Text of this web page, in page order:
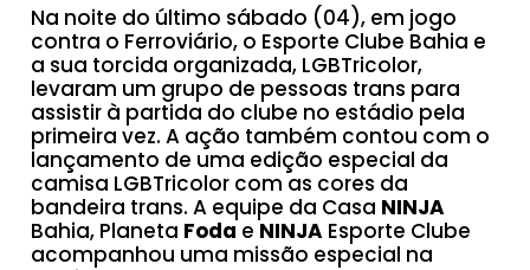
Na noite do último sábado (04), em jogo
contra o Ferroviário, o Esporte Clube Bahia e
a sua torcida organizada, LGBTricolor,
levaram um grupo de pessoas trans para
assistir à partida do clube no estádio pela
primeira vez. A ação também contou com o
lançamento de uma edição especial da
camisa LGBTricolor com as cores da
bandeira trans. A equipe da Casa NINJA
Bahia, Planeta Foda e NINJA Esporte Clube
acompanhou uma missão especial na